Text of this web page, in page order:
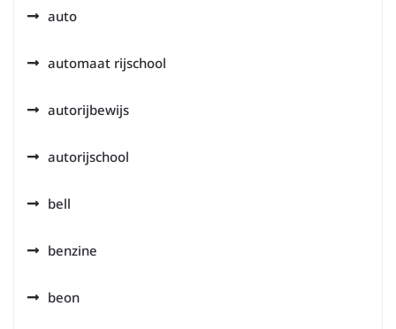
auto
automaat rijschool
autorijbewijs
autorijschool
bell
benzine
beon